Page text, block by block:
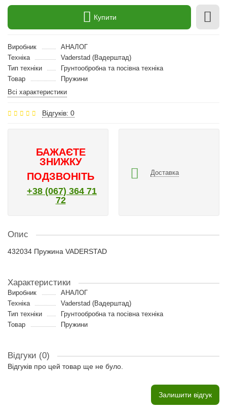
Купити
Виробник
АНАЛОГ
Техніка
Vaderstad (Вадерштад)
Тип техніки
Грунтообробна та посівна техніка
Товар
Пружини
Всі характеристики
Відгуків: 0
БАЖАЄТЕ
ЗНИЖКУ
ПОДЗВОНІТЬ
+38 (067) 364 71
72
Доставка
Опис
432034 Пружина VADERSTAD
Характеристики
Виробник
АНАЛОГ
Техніка
Vaderstad (Вадерштад)
Тип техніки
Грунтообробна та посівна техніка
Товар
Пружини
Відгуки (0)
Відгуків про цей товар ще не було.
Залишити відгук